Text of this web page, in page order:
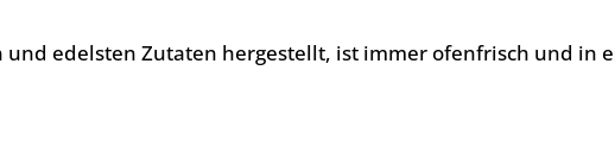
edelsten Zutaten hergestellt, ist immer ofenfrisch und in